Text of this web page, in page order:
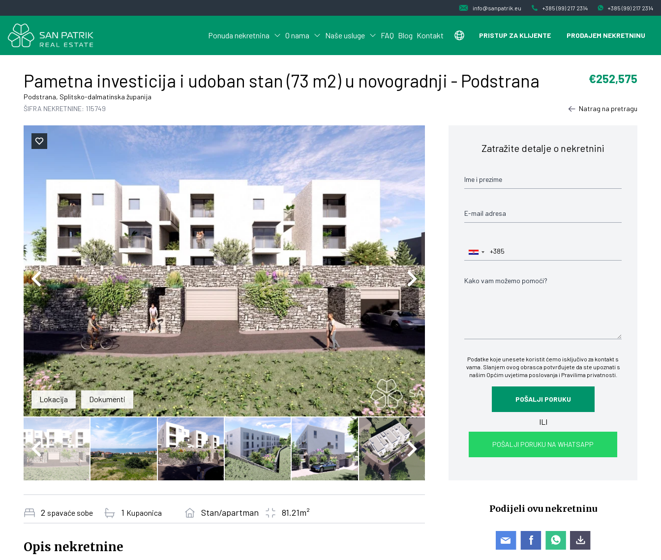
info@sanpatrik.eu +385 (99) 217 2314 +385 (99) 217 2314
Ponuda nekretnina O nama Naše usluge FAQ Blog Kontakt PRISTUP ZA KLIJENTE PRODAJEM NEKRETNINU
Pametna investicija i udoban stan (73 m2) u novogradnji - Podstrana
Podstrana, Splitsko-dalmatinska županija
€252,575
ŠIFRA NEKRETNINE: 115749 Natrag na pretragu
Lokacija Dokumenti
Zatražite detalje o nekretnini
Podatke koje unesete koristit ćemo isključivo za kontakt s
vama. Slanjem ovog obrasca potvrđujete da ste upoznati s
našim Općim uvjetima poslovanja i Pravilima privatnosti
ILI
POŠALJI PORUKU NA WHATSAPP
2 spavaće sobe 1 Kupaonica Stan/apartman 81.21m²
Opis nekretnine
Podijeli ovu nekretninu